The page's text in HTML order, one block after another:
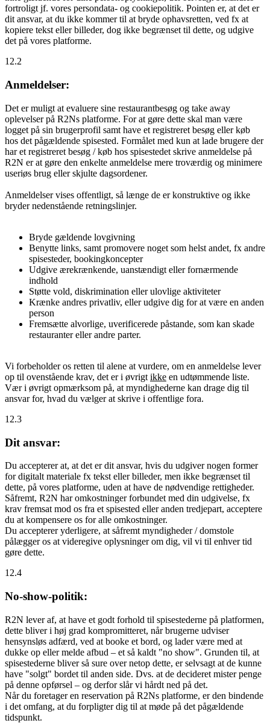
fortroligt jf. vores persondata- og cookiepolitik. Pointen er, at det er
dit ansvar, at du ikke kommer til at bryde ophavsretten, ved fx at
kopiere tekst eller billeder, dog ikke begrænset til dette, og udgive
det på vores platforme.
12.2
Anmeldelser:
Det er muligt at evaluere sine restaurantbesøg og take away
oplevelser på R2Ns platforme. For at gøre dette skal man være
logget på sin brugerprofil samt have et registreret besøg eller køb
hos det pågældende spisested. Formålet med kun at lade brugere der
har et registreret besøg / køb hos spisestedet skrive anmeldelse på
R2N er at gøre den enkelte anmeldelse mere troværdig og minimere
useriøs brug eller skjulte dagsordener.
Anmeldelser vises offentligt, så længe de er konstruktive og ikke
bryder nedenstående retningslinjer.
Bryde gældende lovgivning
Benytte links, samt promovere noget som helst andet, fx andre
spisesteder, bookingkoncepter
Udgive ærekrænkende, uanstændigt eller fornærmende
indhold
Støtte vold, diskrimination eller ulovlige aktiviteter
Krænke andres privatliv, eller udgive dig for at være en anden
person
Fremsætte alvorlige, uverificerede påstande, som kan skade
restauranter eller andre parter.
Vi forbeholder os retten til alene at vurdere, om en anmeldelse lever
op til ovenstående krav, det er i øvrigt ikke en udtømmende liste.
Vær i øvrigt opmærksom på, at myndighederne kan drage dig til
ansvar for, hvad du vælger at skrive i offentlige fora.
12.3
Dit ansvar:
Du accepterer at, at det er dit ansvar, hvis du udgiver nogen former
for digitalt materiale fx tekst eller billeder, men ikke begrænset til
dette, på vores platforme, uden at have de nødvendige rettigheder.
Såfremt, R2N har omkostninger forbundet med din udgivelse, fx
krav fremsat mod os fra et spisested eller anden tredjepart, acceptere
du at kompensere os for alle omkostninger.
Du accepterer yderligere, at såfremt myndigheder / domstole
pålægger os at videregive oplysninger om dig, vil vi til enhver tid
gøre dette.
12.4
No-show-politik:
R2N lever af, at have et godt forhold til spisestederne på platformen,
dette bliver i høj grad kompromitteret, når brugerne udviser
hensynsløs adfærd, ved at booke et bord, og lader være med at
dukke op eller melde afbud – et så kaldt "no show". Grunden til, at
spisestederne bliver så sure over netop dette, er selvsagt at de kunne
have "solgt" bordet til anden side. Dvs. at de decideret mister penge
på denne opførsel – og derfor slår vi hårdt ned på det.
Når du foretager en reservation på R2Ns platforme, er den bindende
i det omfang, at du forpligter dig til at møde på det pågældende
tidspunkt.